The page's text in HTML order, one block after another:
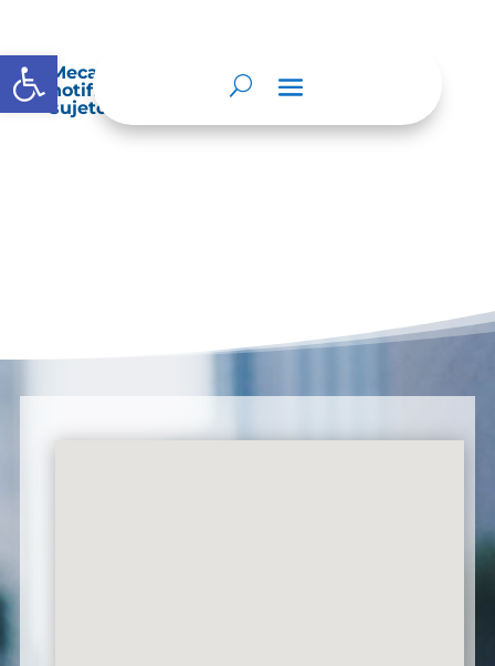
Abrir barra de herramientas
Mecanismos internos de supervisión,
notificación y vigilancia pertinente del
sujeto obligado